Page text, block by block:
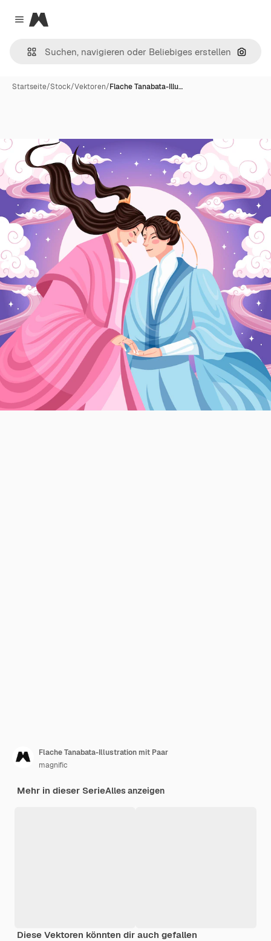
Close menu
Magnific
Nach
Startseite/Stock/Vektoren/Flache Tanabata-Illu…
Flache Tanabata-Illustration mit Paar
magnific
Mehr in dieser SerieAlles anzeigen
Diese Vektoren könnten dir auch gefallen